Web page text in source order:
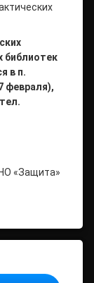
библиотек
в п.
февраля),
«Защита»